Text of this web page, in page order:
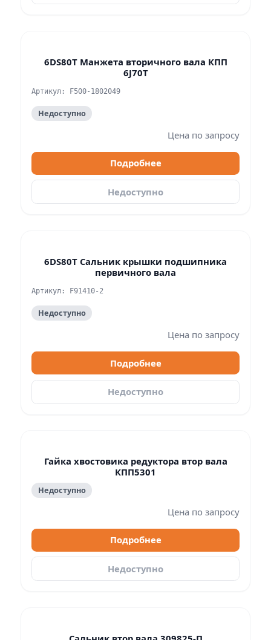
6DS80T Манжета вторичного вала КПП
6J70T
Артикул: F500-1802049
Недоступно
Цена по запросу
Подробнее
Недоступно
6DS80T Сальник крышки подшипника
первичного вала
Артикул: F91410-2
Недоступно
Цена по запросу
Подробнее
Недоступно
Гайка хвостовика редуктора втор вала
КПП5301
Недоступно
Цена по запросу
Подробнее
Недоступно